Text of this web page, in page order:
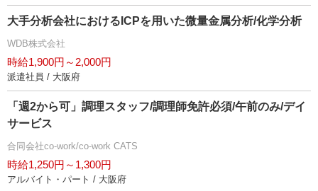
大手分析会社におけるICPを用いた微量金属分析/化学分析
WDB株式会社
時給1,900円～2,000円
派遣社員 / 大阪府
「週2から可」調理スタッフ/調理師免許必須/午前のみ/デイ
サービス
合同会社co-work/co-work CATS
時給1,250円～1,300円
アルバイト・パート / 大阪府